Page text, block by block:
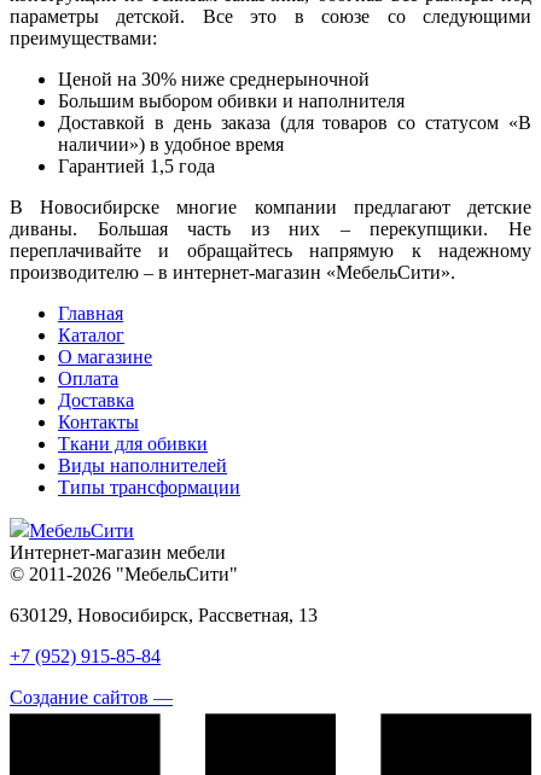
параметры детской. Все это в союзе со следующими
преимуществами:
Ценой на 30% ниже среднерыночной
Большим выбором обивки и наполнителя
Доставкой в день заказа (для товаров со статусом «В
наличии») в удобное время
Гарантией 1,5 года
В Новосибирске многие компании предлагают детские
диваны. Большая часть из них – перекупщики. Не
переплачивайте и обращайтесь напрямую к надежному
производителю – в интернет-магазин «МебельСити».
Главная
Каталог
О магазине
Оплата
Доставка
Контакты
Ткани для обивки
Виды наполнителей
Типы трансформации
МебельСити
Интернет-магазин мебели
© 2011-2026 "МебельСити"
630129, Новосибирск, Рассветная, 13
+7 (952) 915-85-84
Создание сайтов —